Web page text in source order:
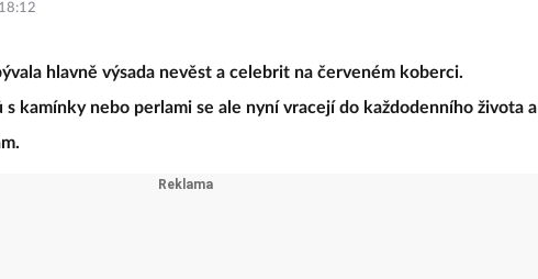
18:12
hlavně výsada nevěst a celebrit na červeném koberci.
s kamínky nebo perlami se ale nyní vracejí do každodenního života a